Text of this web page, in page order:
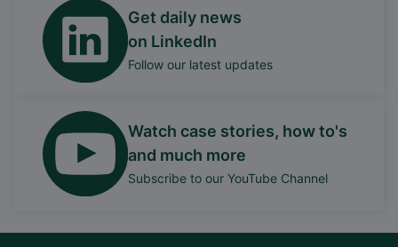
Get daily news
on LinkedIn
Follow our latest updates
Watch case stories, how to's
and much more
Subscribe to our YouTube Channel